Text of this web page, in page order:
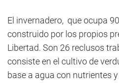
El invernadero, que ocupa
construido por los propios
Libertad. Son 26 reclusos
consiste en el cultivo de
base a agua con nutrientes